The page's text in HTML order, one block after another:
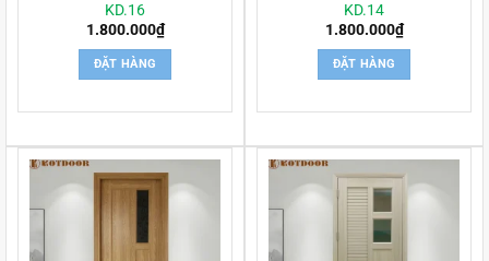
KD.16
1.800.000₫
ĐẶT HÀNG
KD.14
1.800.000₫
ĐẶT HÀNG